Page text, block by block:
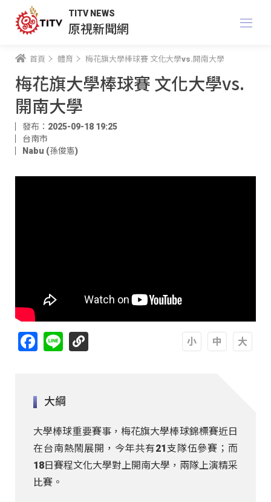
TITV NEWS
原視新聞網
首頁 體育 梅花旗大學棒球賽 文化大學vs.開南大學
梅花旗大學棒球賽 文化大學vs.
開南大學
發布：2025-09-18 19:25
台南市
Nabu (孫俊憲)
Facebook
Line
大綱
大學棒球重要賽事，梅花旗大學棒球錦標賽近日
在台南熱鬧展開，今年共有21支隊伍參賽；而
18日賽程文化大學對上開南大學，兩隊上演精采
比賽。